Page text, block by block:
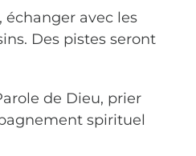
avec les
Des pistes seront
de Dieu, prier
spirituel